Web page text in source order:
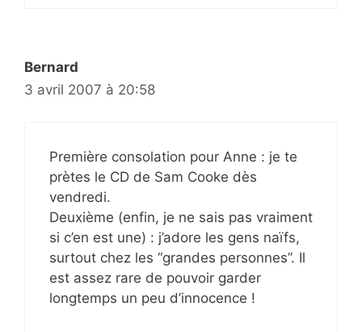
Bernard
3 avril 2007 à 20:58
Première consolation pour Anne : je te
prètes le CD de Sam Cooke dès
vendredi.
Deuxième (enfin, je ne sais pas vraiment
si c’en est une) : j’adore les gens naïfs,
surtout chez les “grandes personnes”. Il
est assez rare de pouvoir garder
longtemps un peu d’innocence !